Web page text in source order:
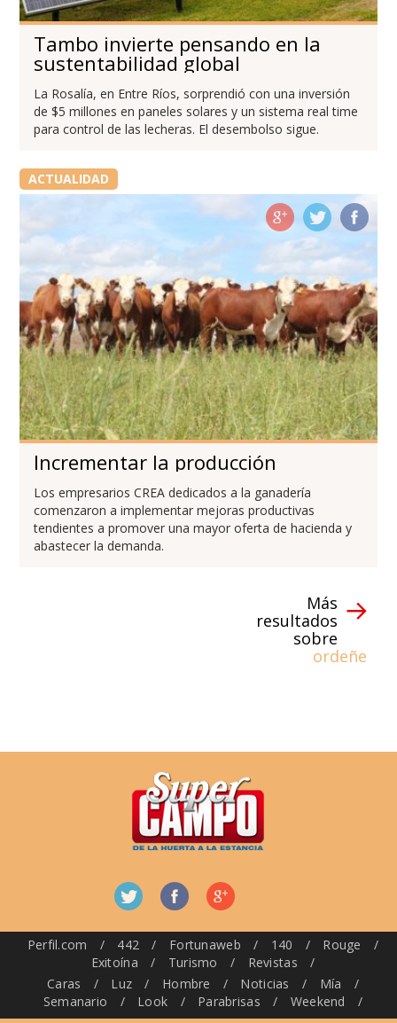
Tambo invierte pensando en la
sustentabilidad global
La Rosalía, en Entre Ríos, sorprendió con una inversión
de $5 millones en paneles solares y un sistema real time
para control de las lecheras. El desembolso sigue.
ACTUALIDAD
Incrementar la producción
Los empresarios CREA dedicados a la ganadería
comenzaron a implementar mejoras productivas
tendientes a promover una mayor oferta de hacienda y
abastecer la demanda.
Más
resultados
sobre
ordeñe
Perfil.com / 442 / Fortunaweb / 140 / Rouge
/
Exitoína
/ Turismo / Revistas
/
Caras
/ Luz / Hombre / Noticias / Mía
/
Semanario
/ Look / Parabrisas / Weekend /